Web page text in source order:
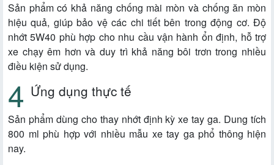
Sản phẩm có khả năng chống mài mòn và chống ăn mòn
hiệu quả, giúp bảo vệ các chi tiết bên trong động cơ. Độ
nhớt 5W40 phù hợp cho nhu cầu vận hành ổn định, hỗ trợ
xe chạy êm hơn và duy trì khả năng bôi trơn trong nhiều
điều kiện sử dụng.
Ứng dụng thực tế
Sản phẩm dùng cho thay nhớt định kỳ xe tay ga. Dung tích
800 ml phù hợp với nhiều mẫu xe tay ga phổ thông hiện
nay.